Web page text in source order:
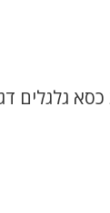
כסא גלגלים